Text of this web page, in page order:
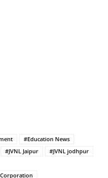
#Education News
#JVNL Jaipur
#JVNL jodhpur
Corporation